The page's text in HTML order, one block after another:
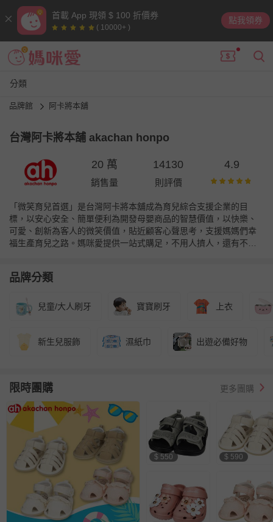
首載 App 現領 $ 100 折價券
( 10000+ )
點我領券
分類
品牌館 阿卡將本舖
台灣阿卡將本舖 akachan honpo
20 萬
銷售量
14130
則評價
4.9
「微笑育兒首選」是台灣阿卡將本舖成為育兒綜合支援企業的目
標，以安心安全、簡單便利為開發母嬰商品的智慧價值，以快樂、
可愛、創新為客人的微笑價值，貼近顧客心聲思考，支援媽媽們幸
福生產育兒之路。媽咪愛提供一站式購足，不用人擠人，還有不定
品牌分類
兒童/大人刷牙 寶寶刷牙 上衣
新生兒服飾 濕紙巾 出遊必備好物
限時團購 更多團購
$ 550 $ 590